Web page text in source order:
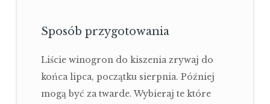
Sposób przygotowania
Liście winogron do kiszenia zrywaj do
końca lipca, początku sierpnia. Później
mogą być za twarde. Wybieraj te które